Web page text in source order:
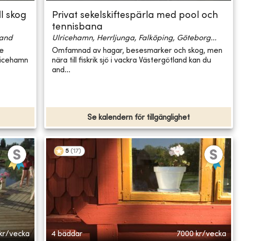
skog
Privat sekelskiftespärla med pool och
tennisbana
Ulricehamn, Herrljunga, Falköping, Göteborg...
Omfamnad av hagar, besesmarker och skog, men
nära till fiskrik sjö i vackra Västergötland kan du
and...
Se kalendern för tillgänglighet
vecka
5 (17)
4 bäddar 7000 kr/vecka